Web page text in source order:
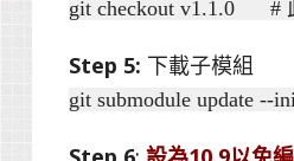
git checkout v1.1.0 #
Step 5: 下載子模組
git submodule update --